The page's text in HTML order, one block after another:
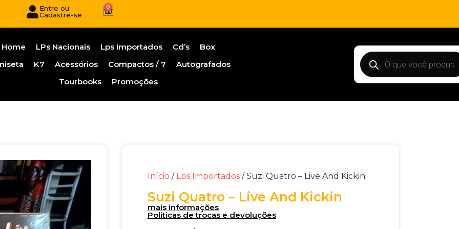
Entre ou
Cadastre-se
0
Home LPs Nacionais Lps Importados Cd’s
Box
K7 Acessórios Compactos / 7
Autografados
Tourbooks
Promoções
Início / Lps Importados/ Suzi Quatro – Live And Kickin
Suzi Quatro – Live And Kickin
mais informações
Politicas de trocas e devoluções